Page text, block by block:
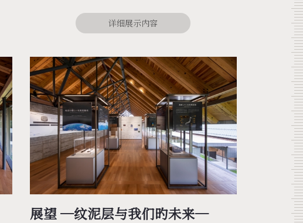
展望 ─纹泥层与我们旳未来─